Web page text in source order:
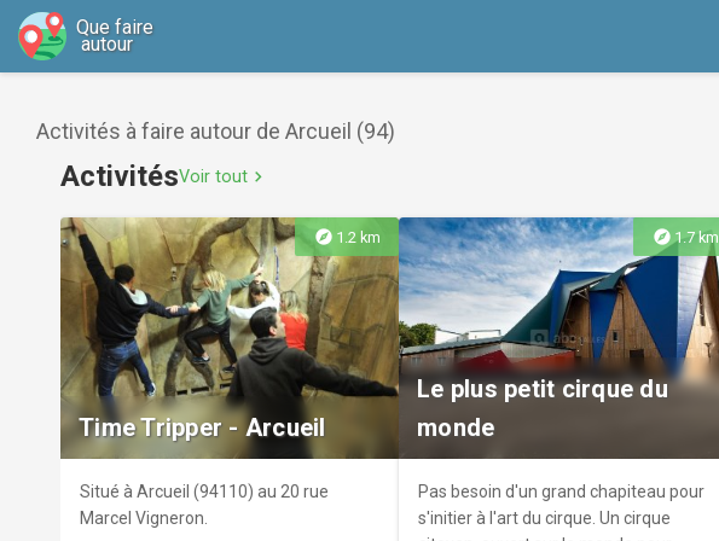
Que faire
autour
Activités à faire autour de Arcueil (94)
ActivitésVoir tout chevron_right
explore 1.2 km
Time Tripper - Arcueil
Situé à Arcueil (94110) au 20 rue
Marcel Vigneron.
explore 1.7 km
Le plus petit cirque du
monde
Pas besoin d'un grand chapiteau pour
s'initier à l'art du cirque. Un cirque